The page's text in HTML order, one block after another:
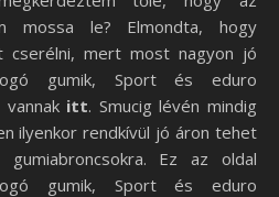
mossa le? Elmondta, hogy
cserélni, mert most nagyon jó
gumik, Sport és eduro
itt. Smucig lévén mindig
ilyenkor rendkívül jó áron tehet
Ez az oldal
gumik, Sport és eduro